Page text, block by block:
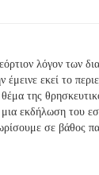
λόγον των
εκεί το
της
εκδήλωση του
σε βάθος